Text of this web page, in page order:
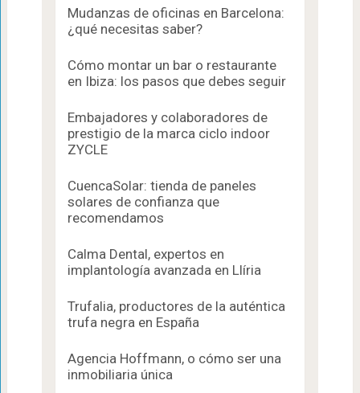
Mudanzas de oficinas en Barcelona:
¿qué necesitas saber?
Cómo montar un bar o restaurante
en Ibiza: los pasos que debes seguir
Embajadores y colaboradores de
prestigio de la marca ciclo indoor
ZYCLE
CuencaSolar: tienda de paneles
solares de confianza que
recomendamos
Calma Dental, expertos en
implantología avanzada en Llíria
Trufalia, productores de la auténtica
trufa negra en España
Agencia Hoffmann, o cómo ser una
inmobiliaria única